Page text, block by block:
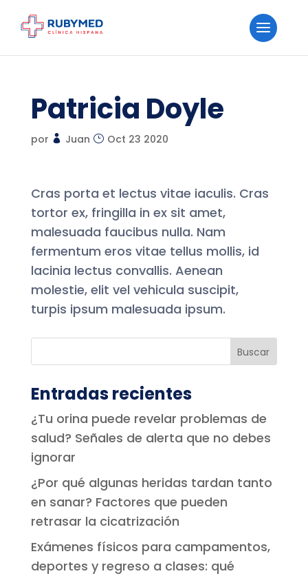
Patricia Doyle
por Juan Oct 23 2020
Cras porta et lectus vitae iaculis. Cras
tortor ex, fringilla in ex sit amet,
malesuada faucibus nulla. Nam
fermentum eros vitae tellus mollis, id
lacinia lectus convallis. Aenean
molestie, elit vel vehicula suscipit,
turpis ipsum malesuada ipsum.
Entradas recientes
¿Tu orina puede revelar problemas de
salud? Señales de alerta que no debes
ignorar
¿Por qué algunas heridas tardan tanto
en sanar? Factores que pueden
retrasar la cicatrización
Exámenes físicos para campamentos,
deportes y regreso a clases: qué